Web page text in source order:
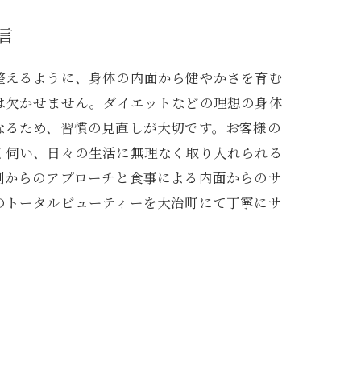
るように、身体の内面から健やかさを育む
かせません。ダイエットなどの理想の身体
ため、習慣の見直しが大切です。お客様の
い、日々の生活に無理なく取り入れられる
らのアプローチと食事による内面からのサ
ータルビューティーを大治町にて丁寧にサ